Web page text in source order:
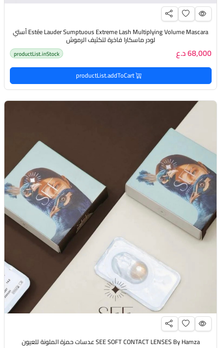
Estée Lauder Sumptuous Extreme Lash Multiplying Volume Mascara أستي
لودر ماسكارا فاخرة لتكثيف الرموش
68,000 د.ع productList.inStock
productList.addToCart
SEE SOFT CONTACT LENSES By Hamza عدسات حمزة الملونة للعيون